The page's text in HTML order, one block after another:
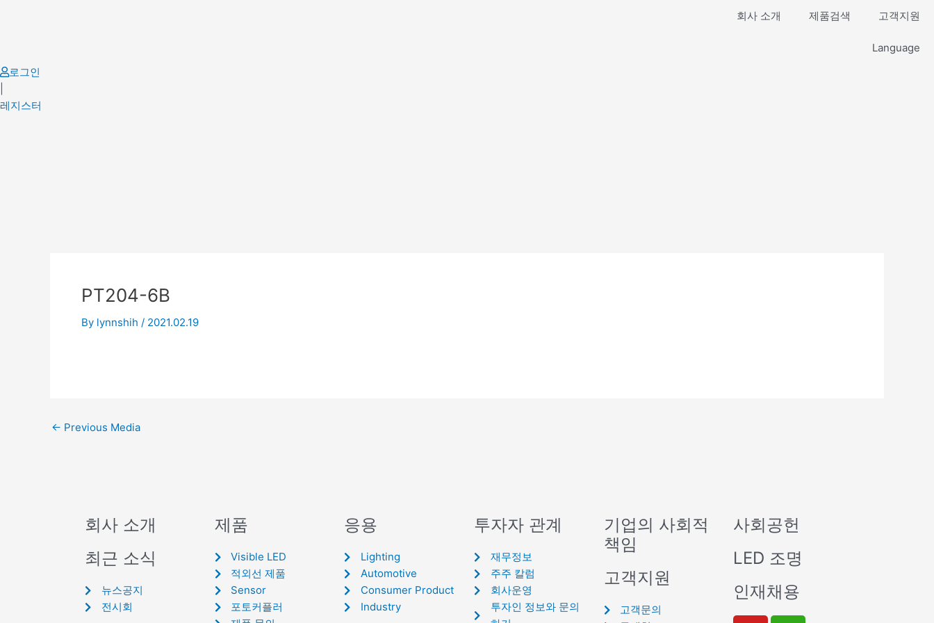
회사 소개 제품검색 고객지원
Language
로그인
레지스터
PT204-6B
By lynnshih / 2021.02.19
← Previous Media
회사 소개
최근 소식
뉴스공지
전시회
제품
Visible LED
적외선 제품
Sensor
포토커플러
응용
Lighting
Automotive
Consumer Product
Industry
투자자 관계
재무정보
주주 칼럼
회사운영
투자인 정보와 문의
기업의 사회적
책임
고객지원
고객문의
사회공헌
LED 조명
인재채용